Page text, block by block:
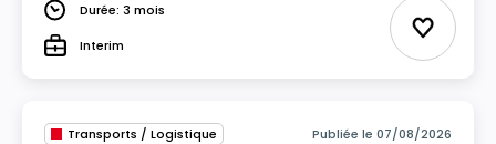
DuréeDurée: 3 mois
TypeInterim Ajouter
Transports / Logistique Publiée le 07/08/2026